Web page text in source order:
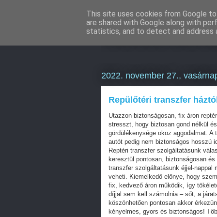
2022. november 27.,
Repülőtéri transzfer
Utazzon biztonságosan, fix áron
stresszt, hogy biztosan gond nélkül
gördülékenysége okoz aggodalmat.
autót pedig nem biztonságos hosszú
Reptéri transzfer szolgáltatásunk
keresztül pontosan, biztonságosan
transzfer szolgáltatásunk éjjel-
veheti. Kiemelkedő előnye, hogy
fix, kedvező áron működik, így
díjjal sem kell számolnia – sőt, a
köszönhetően pontosan akkor
kényelmes, gyors és biztonságos!
This site uses cookies from Google
are shared with Google along with
statistics, and to detect and address